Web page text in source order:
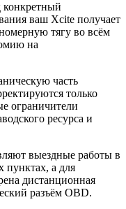
ваш Xcite получает
тягу во всём
на
часть
только
ограничители
ресурса и
выездные работы в
а для
дистанционная
разъём OBD.